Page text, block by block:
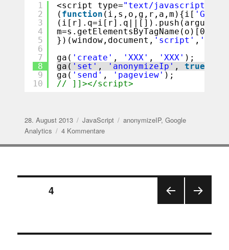
1
2
3
4
5
6
7
8
9
10
<script type="text/javascript"
( function (i,s,o,g,r,a,m){i[
m=s.getElementsByTagName(o)[0];a.
})(window,document, 'script' , '//
ga( 'create' , 'XXX' , 'XXX' );
ga( 'set' , 'anonymizeIp' , true
ga( 'send' , 'pageview' );
// ]]></script>
Veröffentlicht
am
28. August 2013 Kategorien
JavaScript Schlagwörter
anonymizeIP, Google
Analytics
4 Kommentarezu
–
Seitennummerierung
Beiträge
SEIT
SEITE4
E